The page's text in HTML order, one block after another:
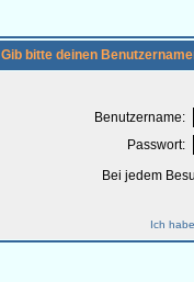
Gib bitte deinen
Benutzername:
Passwort:
Bei jedem
Ich